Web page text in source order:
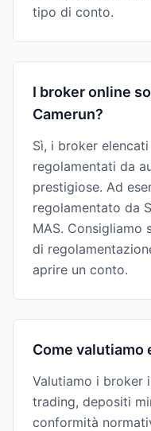
tipo di conto.
I broker online
Camerun?
Sì, i broker
regolamentati da
prestigiose. Ad
regolamentato da
MAS. Consigliamo
di
aprire un conto.
Come valutiamo
Valutiamo i broker
trading, depositi
conformità